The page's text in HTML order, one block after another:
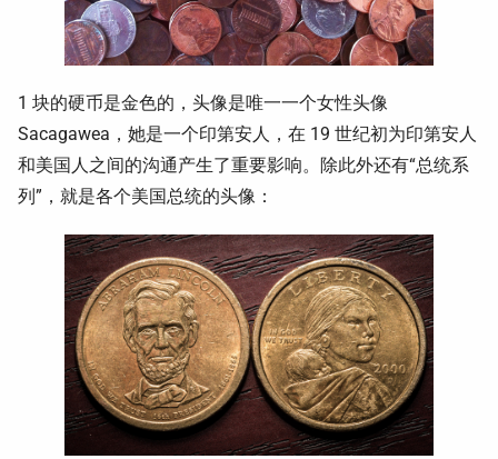
1 块的硬币是金色的，头像是唯一一个女性头像
Sacagawea，她是一个印第安人，在 19 世纪初为印第安人
和美国人之间的沟通产生了重要影响。除此外还有“总统系
列”，就是各个美国总统的头像：